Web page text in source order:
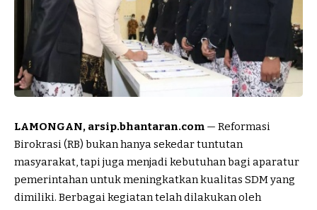
LAMONGAN, arsip.bhantaran.com — Reformasi
Birokrasi (RB) bukan hanya sekedar tuntutan
masyarakat, tapi juga menjadi kebutuhan bagi aparatur
pemerintahan untuk meningkatkan kualitas SDM yang
dimiliki. Berbagai kegiatan telah dilakukan oleh